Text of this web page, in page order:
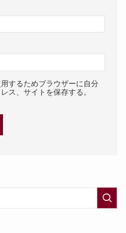
するためブラウザーに自分
ス、サイトを保存する。